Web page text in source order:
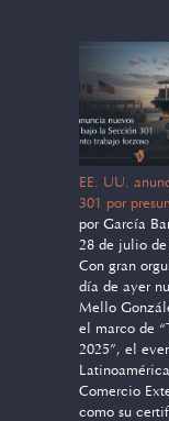
EE. UU.
301 por
por García
28 de julio de
Con gran
día de ayer
Mello
el marco de
2025”, el
Comercio
como su